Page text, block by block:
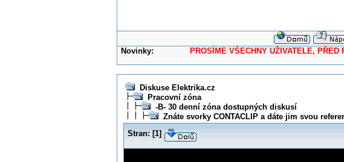
Novinky: PROSÍME VŠECHNY UŽIVATELE, PŘED
Diskuse Elektrika.cz
Pracovní zóna
-B- 30 denní zóna dostupných diskusí
Znáte svorky CONTACLIP a dáte jim svou
Stran: [1]